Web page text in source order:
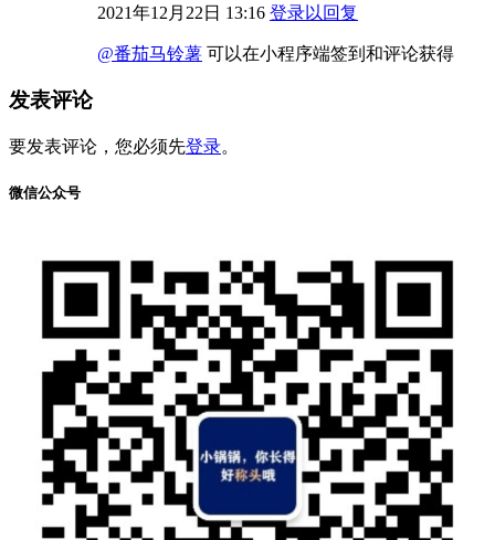
2021年12月22日 13:16 登录以回复
@番茄马铃薯 可以在小程序端签到和评论获得
发表评论
要发表评论，您必须先登录。
微信公众号